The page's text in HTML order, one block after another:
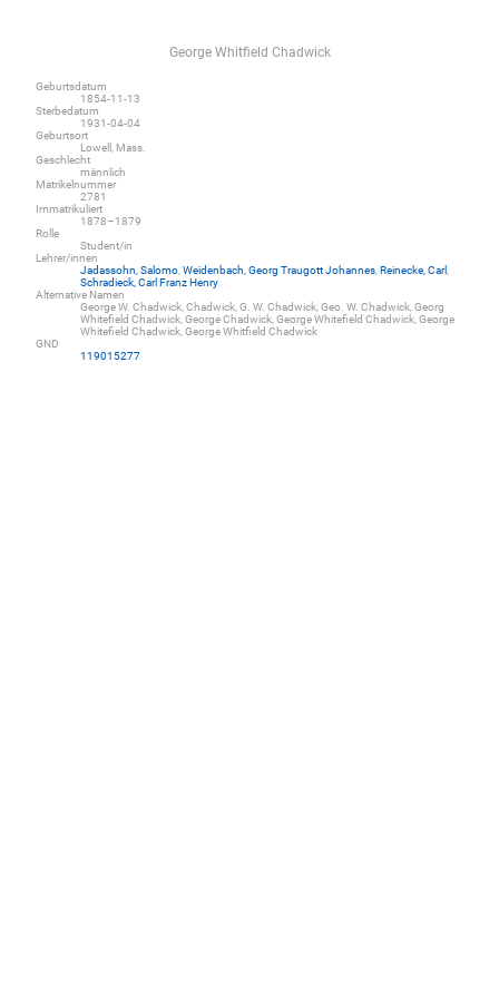
George Whitfield Chadwick
Geburtsdatum
1854-11-13
Sterbedatum
1931-04-04
Geburtsort
Lowell, Mass.
Geschlecht
männlich
Matrikelnummer
2781
Immatrikuliert
1878–1879
Rolle
Student/in
Lehrer/innen
Jadassohn, Salomo Weidenbach, Georg Traugott Johannes Reinecke, Carl
Schradieck, Carl Franz Henry
Alternative Namen
George W. Chadwick, Chadwick, G. W. Chadwick, Geo. W. Chadwick, Georg
Whitefield Chadwick, George Chadwick, George Whitefield Chadwick, George
Whitefield Chadwick, George Whitfield Chadwick
GND
119015277